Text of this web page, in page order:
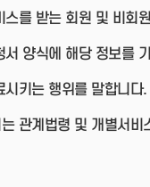
스를 받는 회원 및 비회
서 양식에 해당 정보를
시키는 행위를 말합니다.
관계법령 및 개별서